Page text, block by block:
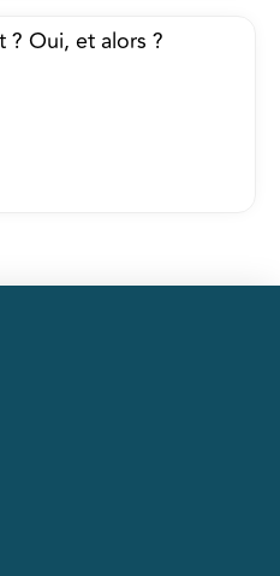
? Oui, et alors ?